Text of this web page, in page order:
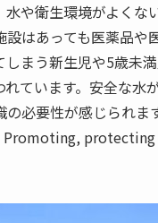
や衛生環境がよくな
はあっても医薬品や
まう新生児や5歳未
ています。安全な水
必要性が感じられます
protecting